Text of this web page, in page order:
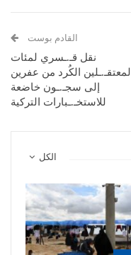
القادم بوست
نقل قـ.ـسري لمئات
المعتقـ.ـلين الكُرد من عفرين
إلى سجـ.ـون خاضعة
للاستخـ.ـبارات التركية
الكل